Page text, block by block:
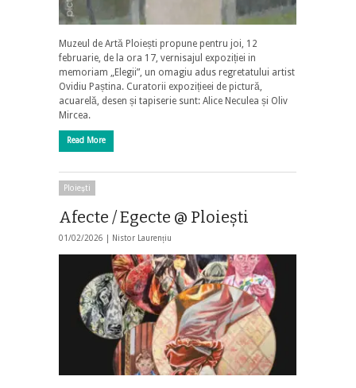
Muzeul de Artă Ploiești propune pentru joi, 12
februarie, de la ora 17, vernisajul expoziției in
memoriam „Elegii”, un omagiu adus regretatului artist
Ovidiu Paștina. Curatorii expozițieei de pictură,
acuarelă, desen și tapiserie sunt: Alice Neculea și Oliv
Mircea.
Read More
Ploieşti
Afecte / Egecte @ Ploiești
01/02/2026 | Nistor Laurențiu